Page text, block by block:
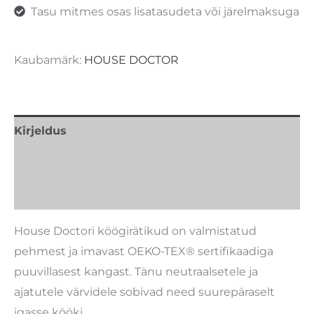
Tasu mitmes osas lisatasudeta või järelmaksuga
Kaubamärk: HOUSE DOCTOR
Kirjeldus
House Doctori köögirätikud on valmistatud
pehmest ja imavast OEKO-TEX® sertifikaadiga
puuvillasest kangast. Tänu neutraalsetele ja
ajatutele värvidele sobivad need suurepäraselt